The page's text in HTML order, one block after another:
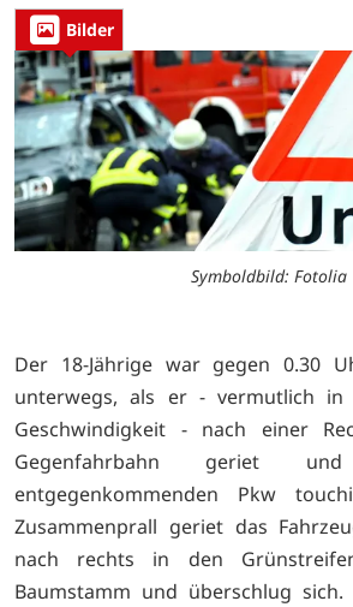
Bilder
Symboldbild: Fotolia
Der 18-Jährige war gegen 0.30
unterwegs, als er - vermutlich in
Geschwindigkeit - nach einer
Gegenfahrbahn geriet
entgegenkommenden Pkw
Zusammenprall geriet das
nach rechts in den
Baumstamm und überschlug